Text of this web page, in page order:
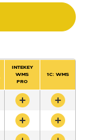
INTEKEY
WMS
PRO
1С: WMS